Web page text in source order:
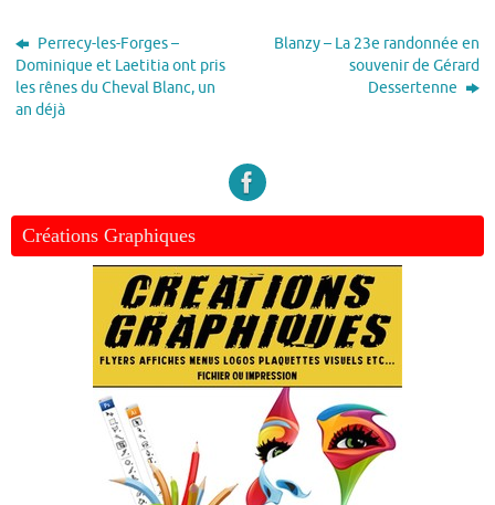
Perrecy-les-Forges –
Dominique et Laetitia ont pris
les rênes du Cheval Blanc, un
an déjà
Blanzy – La 23e randonnée en
souvenir de Gérard
Dessertenne
Créations Graphiques